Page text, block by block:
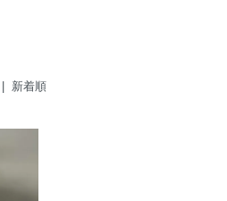
| 新着順